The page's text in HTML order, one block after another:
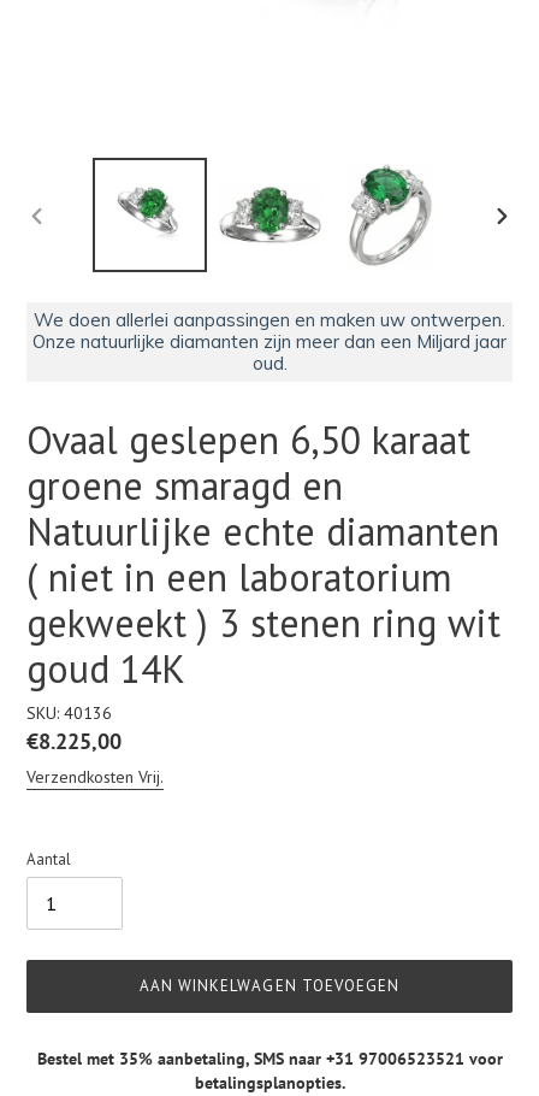
We doen allerlei aanpassingen en maken uw ontwerpen.
Onze natuurlijke diamanten zijn meer dan een Miljard jaar
oud.
Ovaal geslepen 6,50 karaat
groene smaragd en
Natuurlijke echte diamanten
( niet in een laboratorium
gekweekt ) 3 stenen ring wit
goud 14K
SKU: 40136
Normale
prijs
€8.225,00
Verzendkosten Vrij.
Aantal
AAN WINKELWAGEN TOEVOEGEN
Bestel met 35% aanbetaling, SMS naar +31 97006523521 voor
betalingsplanopties.